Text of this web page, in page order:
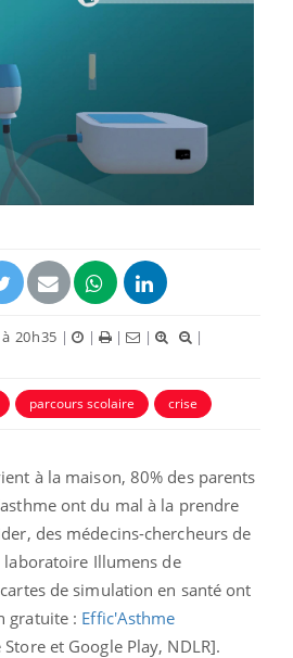
20h35 | | | |
|
parcours scolaire crise
à la maison, 80% des parents
ont du mal à la prendre
des médecins-chercheurs de
Illumens de
de simulation en santé ont
gratuite : Effic'Asthme
et Google Play, NDLR].